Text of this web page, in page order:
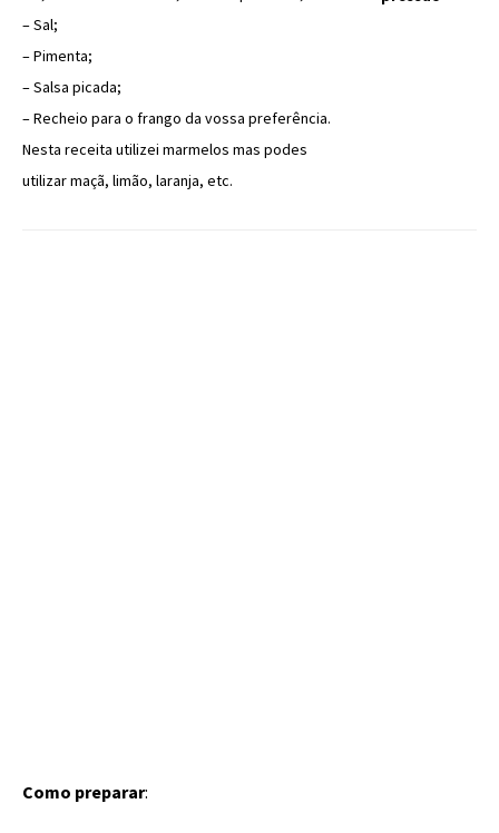
– Sal;
– Pimenta;
– Salsa picada;
– Recheio para o frango da vossa preferência.
Nesta receita utilizei marmelos mas podes
utilizar maçã, limão, laranja, etc.
Como preparar: